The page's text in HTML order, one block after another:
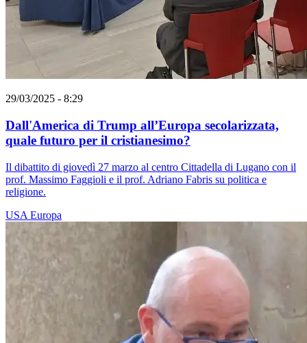
29/03/2025 - 8:29
Dall'America di Trump all’Europa secolarizzata,
quale futuro per il cristianesimo?
Il dibattito di giovedì 27 marzo al centro Cittadella di Lugano con il
prof. Massimo Faggioli e il prof. Adriano Fabris su politica e
religione.
USA Europa